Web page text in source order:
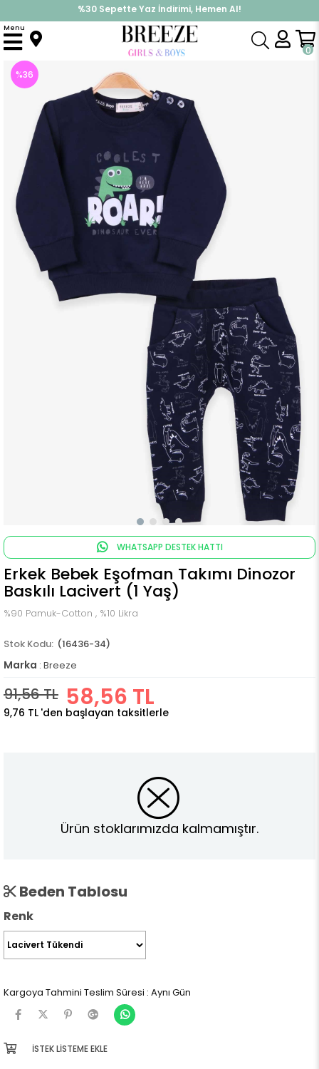
%30 Sepette Yaz İndirimi, Hemen Al!
İndirimlere ek %10 İndirimi Kap, Hemen Üye Ol!
0
Menu
Anasayfa Takımlar Eşofman Takım Erkek Bebek Eşofman Takımı Dinozor Baskılı Lacivert (1 Yaş)
%36
WHATSAPP DESTEK HATTI
Erkek Bebek Eşofman Takımı Dinozor
Baskılı Lacivert (1 Yaş)
%90 Pamuk-Cotton , %10 Likra
(16436-34)
Marka : Breeze
91,56 TL 58,56 TL
9,76 TL 'den başlayan taksitlerle
Ürün stoklarımızda kalmamıştır.
Beden Tablosu
Renk
Kargoya Tahmini Teslim Süresi : Aynı Gün
İSTEK LISTEME EKLE